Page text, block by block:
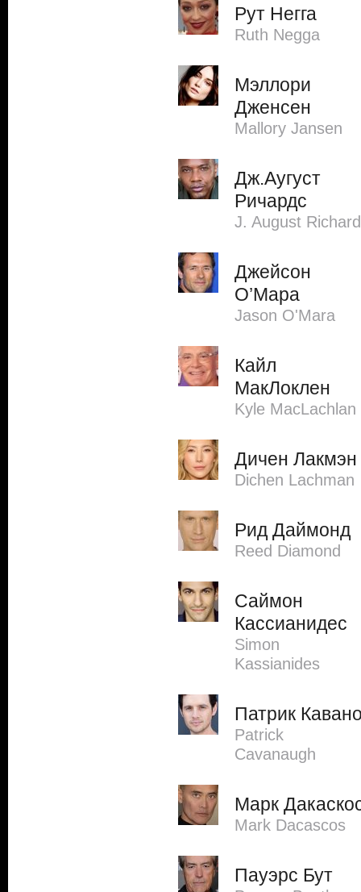
Рут Негга
Ruth Negga
Мэллори
Дженсен
Mallory Jansen
Дж.Аугуст
Ричардс
J. August
Джейсон
О’Мара
Jason O'Mara
Кайл
МакЛоклен
Kyle MacLachlan
Дичен Лакмэн
Dichen Lachman
Рид Даймонд
Reed Diamond
Саймон
Кассианидес
Simon
Kassianides
Патрик
Patrick
Cavanaugh
Марк
Mark Dacascos
Пауэрс Бут